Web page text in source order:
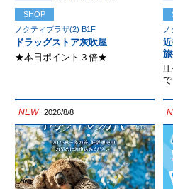
SHOP
ノクティプラザ(2) B1F
ドラッグストア灰吹屋
★本日ポイント３倍★
で
NEW 2026/8/8